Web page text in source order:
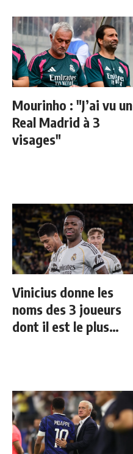
Mourinho : "J’ai vu un
Real Madrid à 3
visages"
Vinicius donne les
noms des 3 joueurs
dont il est le plus